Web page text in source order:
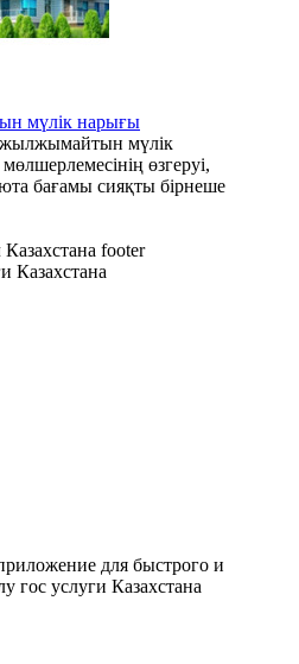
мүлік нарығы
мүлік
өзгеруі,
бағамы сияқты бірнеше
Казахстана
для быстрого и
гос услуги Казахстана